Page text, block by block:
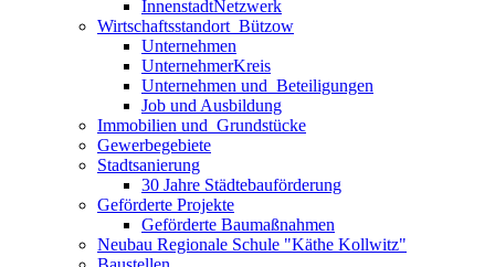
InnenstadtNetzwerk
Wirtschaftsstand­ort ­ Bützow
Unternehmen
UnternehmerKreis
Unternehmen und ­ Beteiligungen
Job und Ausbildung
Immobilien und ­ Grundstücke
Gewerbegebiete
Stadtsanierung
30 Jahre Städtebauförderung
Geförderte Projekte
Geförderte Baumaßnahmen
Neubau Regionale Schule "Käthe Kollwitz"